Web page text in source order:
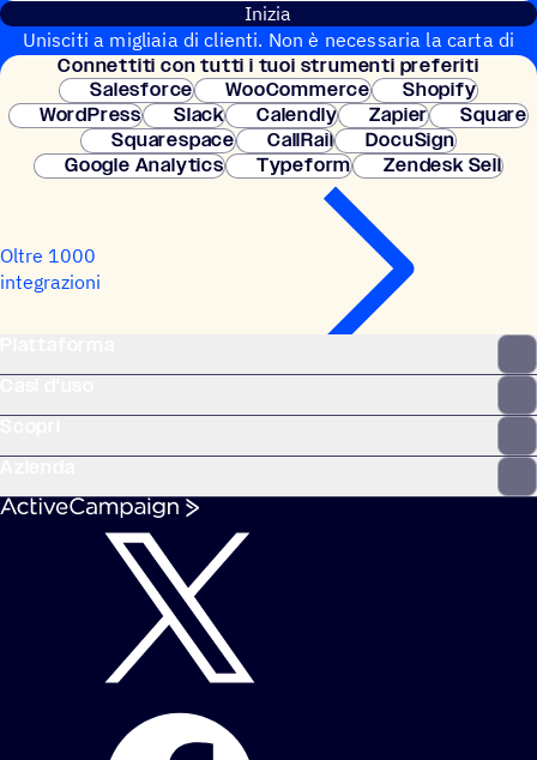
Inizia
Unisciti a migliaia di clienti. Non è necessaria la carta di
credito. Configurazione istantanea.
Connet­titi con tutti i tuoi strumenti preferiti
Salesforce
WooCommerce
Shopify
WordPress
Slack Calendly Zapier
Square
Squarespace
CallRail
DocuSign
Google Analytics
Typeform Zendesk Sell
Oltre 1000
integrazioni